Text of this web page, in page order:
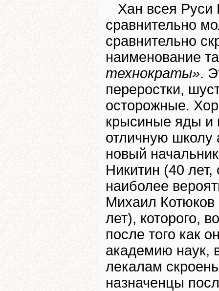
Хан всея Руси
сравнительно
сравнительно
наименование
технократы».
переростки,
осторожные.
крысиные яды и
отличную школу
новый
Никитин (40
наиболее
Михаил Котюков
лет), которого,
после того как
академию наук,
лекалам
назначенцы